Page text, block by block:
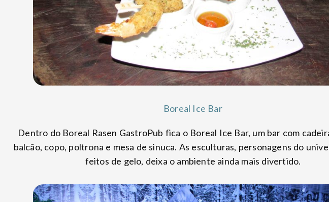
Boreal Ice Bar
Dentro do Boreal Rasen GastroPub fica o Boreal Ice Bar, um bar com
balcão, copo, poltrona e mesa de sinuca. As esculturas, personagens do
feitos de gelo, deixa o ambiente ainda mais divertido.